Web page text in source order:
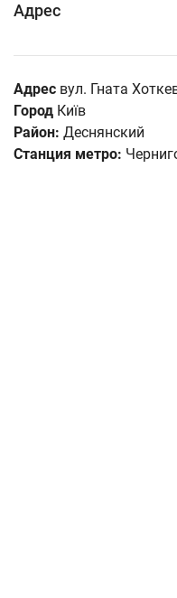
Адрес
Адрес вул. Гната
Город Київ
Район: Деснянский
Станция метро: